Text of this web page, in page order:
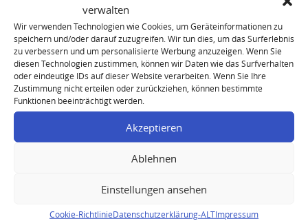
verwalten
Wir verwenden Technologien wie Cookies, um Geräteinformationen zu
speichern und/oder darauf zuzugreifen. Wir tun dies, um das Surferlebnis
zu verbessern und um personalisierte Werbung anzuzeigen. Wenn Sie
diesen Technologien zustimmen, können wir Daten wie das Surfverhalten
oder eindeutige IDs auf dieser Website verarbeiten. Wenn Sie Ihre
Zustimmung nicht erteilen oder zurückziehen, können bestimmte
Funktionen beeinträchtigt werden.
Akzeptieren
Ablehnen
Einstellungen ansehen
Cookie-RichtlinieDatenschutzerklärung-ALTImpressum